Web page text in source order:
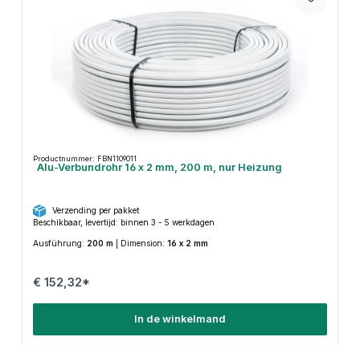
Productnummer: FBN1109011
Alu-Verbundrohr 16 x 2 mm, 200 m, nur Heizung
Verzending per pakket
Beschikbaar, levertijd: binnen 3 - 5 werkdagen
Ausführung: 200 m Dimension: 16 x 2 mm
€ 152,32*
In de winkelmand